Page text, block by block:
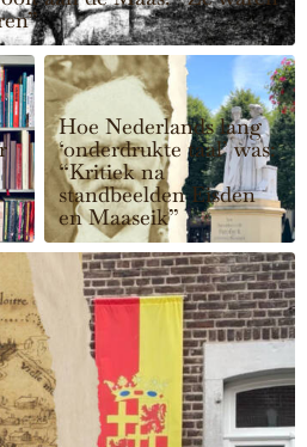
Hoe Nederlands lang
‘onderdrukte taal’ was:
“Kritiek na
standbeelden Eisden
en Maaseik”